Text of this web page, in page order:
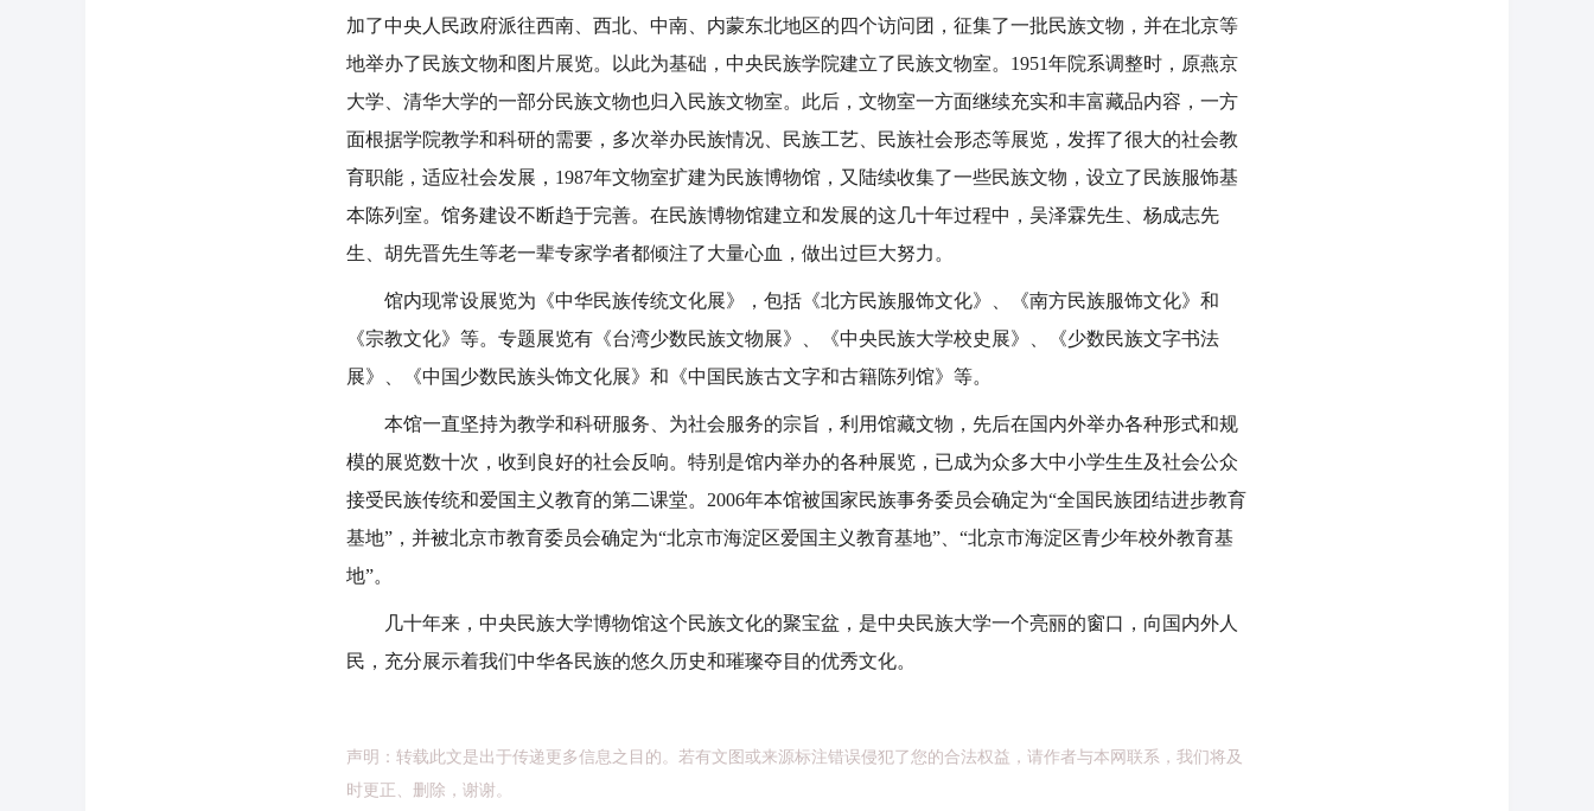
加了中央人民政府派往西南、西北、中南、内蒙东北地区的四个访问团，征集了一批民族文物，并在北京等
地举办了民族文物和图片展览。以此为基础，中央民族学院建立了民族文物室。1951年院系调整时，原燕京
大学、清华大学的一部分民族文物也归入民族文物室。此后，文物室一方面继续充实和丰富藏品内容，一方
面根据学院教学和科研的需要，多次举办民族情况、民族工艺、民族社会形态等展览，发挥了很大的社会教
育职能，适应社会发展，1987年文物室扩建为民族博物馆，又陆续收集了一些民族文物，设立了民族服饰基
本陈列室。馆务建设不断趋于完善。在民族博物馆建立和发展的这几十年过程中，吴泽霖先生、杨成志先
生、胡先晋先生等老一辈专家学者都倾注了大量心血，做出过巨大努力。
馆内现常设展览为《中华民族传统文化展》，包括《北方民族服饰文化》、《南方民族服饰文化》和
《宗教文化》等。专题展览有《台湾少数民族文物展》、《中央民族大学校史展》、《少数民族文字书法
展》、《中国少数民族头饰文化展》和《中国民族古文字和古籍陈列馆》等。
本馆一直坚持为教学和科研服务、为社会服务的宗旨，利用馆藏文物，先后在国内外举办各种形式和规
模的展览数十次，收到良好的社会反响。特别是馆内举办的各种展览，已成为众多大中小学生生及社会公众
接受民族传统和爱国主义教育的第二课堂。2006年本馆被国家民族事务委员会确定为“全国民族团结进步教育
基地”，并被北京市教育委员会确定为“北京市海淀区爱国主义教育基地”、“北京市海淀区青少年校外教育基
地”。
几十年来，中央民族大学博物馆这个民族文化的聚宝盆，是中央民族大学一个亮丽的窗口，向国内外人
民，充分展示着我们中华各民族的悠久历史和璀璨夺目的优秀文化。
声明：转载此文是出于传递更多信息之目的。若有文图或来源标注错误侵犯了您的合法权益，请作者与本网联系，我们将及
时更正、删除，谢谢。